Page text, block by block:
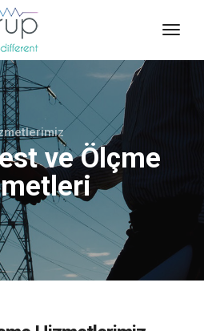
ve Ölçme